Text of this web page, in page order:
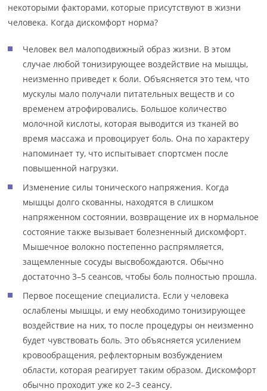
некоторыми факторами, которые присутствуют в жизни
человека. Когда дискомфорт норма?
Человек вел малоподвижный образ жизни. В этом
случае любой тонизирующее воздействие на мышцы,
неизменно приведет к боли. Объясняется это тем, что
мускулы мало получали питательных веществ и со
временем атрофировались. Большое количество
молочной кислоты, которая выводится из тканей во
время массажа и провоцирует боль. Она по характеру
напоминает ту, что испытывает спортсмен после
повышенной нагрузки.
Изменение силы тонического напряжения. Когда
мышцы долго скованны, находятся в слишком
напряженном состоянии, возвращение их в нормальное
состояние также вызывает болезненный дискомфорт.
Мышечное волокно постепенно распрямляется,
защемленные сосуды высвобождаются. Обычно
достаточно 3–5 сеансов, чтобы боль полностью прошла.
Первое посещение специалиста. Если у человека
ослаблены мышцы, и ему необходимо тонизирующее
воздействие на них, то после процедуры он неизменно
будет чувствовать боль. Это объясняется усилением
кровообращения, рефлекторным возбуждением
области, которая реагирует таким образом. Дискомфорт
обычно проходит уже ко 2–3 сеансу.